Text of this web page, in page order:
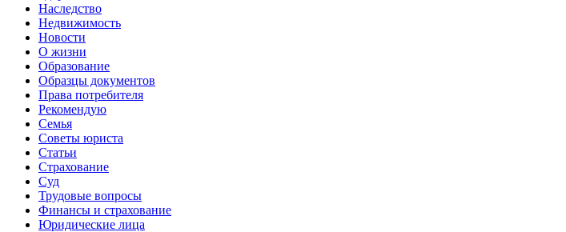
Наследство
Недвижимость
Новости
О жизни
Образование
Образцы документов
Права потребителя
Рекомендую
Семья
Советы юриста
Статьи
Страхование
Суд
Трудовые вопросы
Финансы и страхование
Юридические лица